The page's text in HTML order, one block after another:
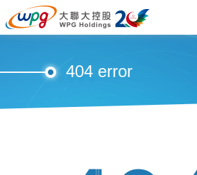
404 error